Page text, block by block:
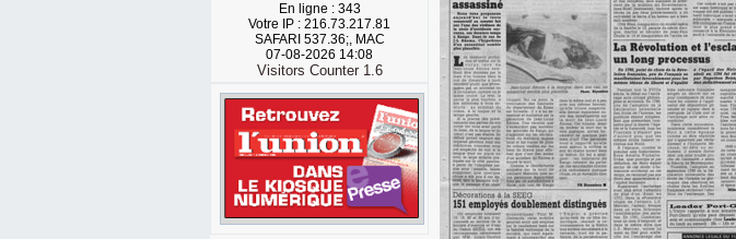
En ligne : 343
Votre IP : 216.73.217.81
SAFARI 537.36;, MAC
07-08-2026 14:08
Visitors Counter 1.6